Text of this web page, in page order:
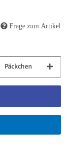
Frage zum Artikel
Päckchen